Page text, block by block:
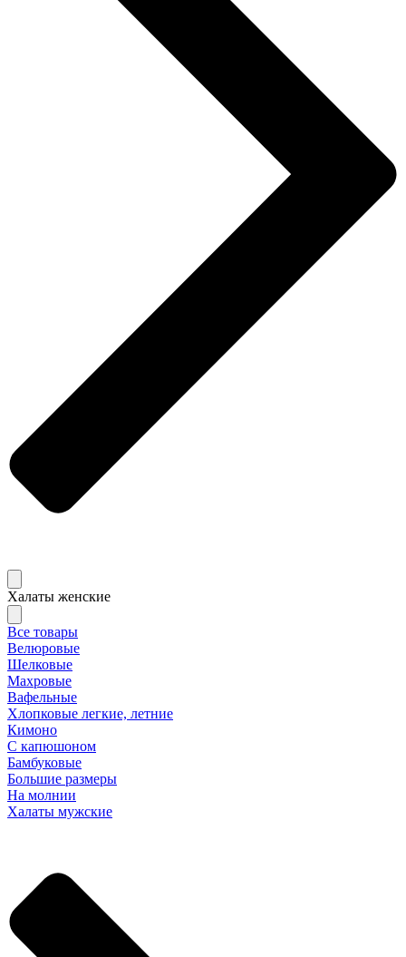
Халаты женские
Все товары
Велюровые
Шелковые
Махровые
Вафельные
Хлопковые легкие, летние
Кимоно
С капюшоном
Бамбуковые
Большие размеры
На молнии
Халаты мужские